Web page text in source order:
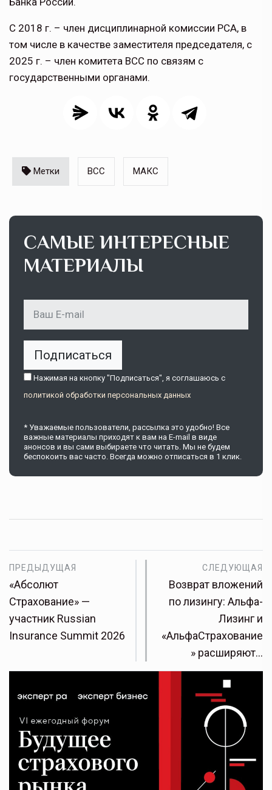
С 2018 г. – член дисциплинарной комиссии РСА, в
том числе в качестве заместителя председателя, с
2025 г. – член комитета ВСС по связям с
государственными органами.
Метки ВСС МАКС
САМЫЕ ИНТЕРЕСНЫЕ
МАТЕРИАЛЫ
Подписаться
Нажимая на кнопку "Подписаться", я соглашаюсь c
политикой обработки персональных данных
* Уважаемые пользователи, рассылка это удобно! Все
важные материалы приходят к вам на E-mail в виде
анонсов и вы сами выбираете что читать. Мы не будем
беспокоить вас часто. Всегда можно отписаться в 1 клик.
ПРЕДЫДУЩАЯ
«Абсолют
Страхование» —
участник Russian
Insurance Summit 2026
СЛЕДУЮЩАЯ
Возврат вложений
по лизингу: Альфа-
Лизинг и
«АльфаСтрахование
» расширяют…